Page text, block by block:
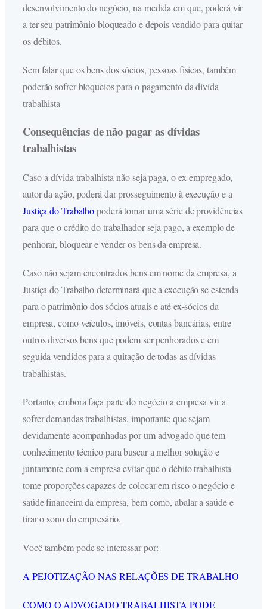
desenvolvimento do negócio, na medida em que, poderá vir
a ter seu patrimônio bloqueado e depois vendido para quitar
os débitos.
Sem falar que os bens dos sócios, pessoas físicas, também
poderão sofrer bloqueios para o pagamento da dívida
trabalhista
Consequências de não pagar as dívidas
trabalhistas
Caso a dívida trabalhista não seja paga, o ex-empregado,
autor da ação, poderá dar prosseguimento à execução e a
Justiça do Trabalhopoderá tomar uma série de providências
para que o crédito do trabalhador seja pago, a exemplo de
penhorar, bloquear e vender os bens da empresa.
Caso não sejam encontrados bens em nome da empresa, a
Justiça do Trabalho determinará que a execução se estenda
para o patrimônio dos sócios atuais e até ex-sócios da
empresa, como veículos, imóveis, contas bancárias, entre
outros diversos bens que podem ser penhorados e em
seguida vendidos para a quitação de todas as dívidas
trabalhistas.
Portanto, embora faça parte do negócio a empresa vir a
sofrer demandas trabalhistas, importante que sejam
devidamente acompanhadas por um advogado que tem
conhecimento técnico para buscar a melhor solução e
juntamente com a empresa evitar que o débito trabalhista
tome proporções capazes de colocar em risco o negócio e
saúde financeira da empresa, bem como, abalar a saúde e
tirar o sono do empresário.
Você também pode se interessar por:
A PEJOTIZAÇÃO NAS RELAÇÕES DE TRABALHO
COMO O ADVOGADO TRABALHISTA PODE